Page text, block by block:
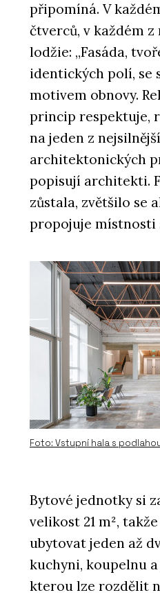
připomíná. V
čtverců, v každém
lodžie: „Fasáda,
identických polí, se
motivem obnovy.
princip respektuje,
na jeden z
architektonických
popisují architekti.
zůstala, zvětšilo se
propojuje místnosti
Foto: Vstupní hala s
Bytové jednotky si
velikost 21 m²,
ubytovat jeden až
kuchyni, koupelnu
kterou lze rozdělit